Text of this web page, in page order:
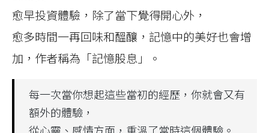
愈早投資體驗，除了當下覺得開心外，
愈多時間一再回味和醞釀，記憶中的美好也會增
加，作者稱為「記憶股息」。
每一次當你想起這些當初的經歷，你就會又有
額外的體驗，
從心靈、感情方面，重溫了當時這個體驗。